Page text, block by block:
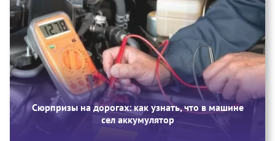
Сюрпризы на дорогах: как узнать, что в машине
сел аккумулятор